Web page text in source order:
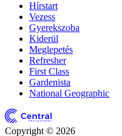
Hírstart
Vezess
Gyerekszoba
Kiderül
Meglepetés
Refresher
First Class
Gardenista
National Geographic
Copyright © 2026